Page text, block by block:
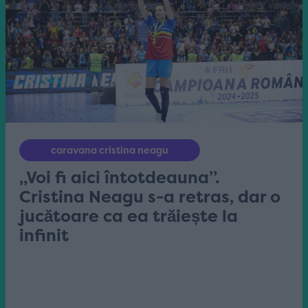
caravana cristina neagu
„Voi fi aici întotdeauna”.
Cristina Neagu s-a retras, dar o
jucătoare ca ea trăiește la
infinit